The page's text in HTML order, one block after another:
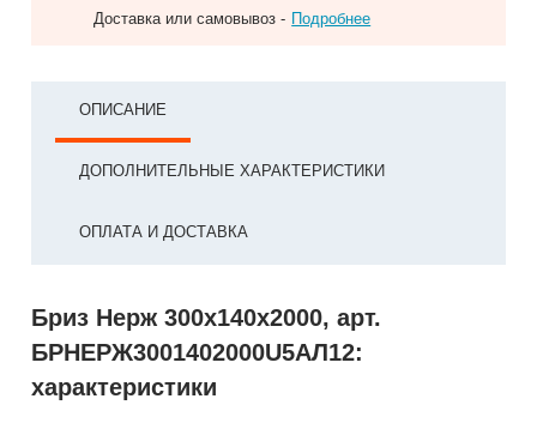
Доставка или самовывоз - Подробнее
ОПИСАНИЕ
ДОПОЛНИТЕЛЬНЫЕ ХАРАКТЕРИСТИКИ
ОПЛАТА И ДОСТАВКА
Бриз Нерж 300х140х2000, арт.
БРНЕРЖ3001402000U5АЛ12:
характеристики